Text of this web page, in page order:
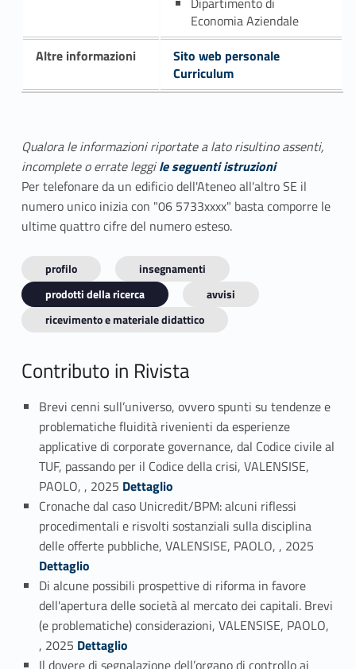
Economia Aziendale
Altre informazioni
Sito web personale
Curriculum
Qualora le informazioni riportate a lato risultino assenti,
incomplete o errate leggile seguenti istruzioni
Per telefonare da un edificio dell'Ateneo all'altro SE il
numero unico inizia con "06 5733xxxx" basta comporre le
ultime quattro cifre del numero esteso.
profilo
insegnamenti
prodotti della ricerca
avvisi
ricevimento e materiale didattico
Contributo in Rivista
Brevi cenni sull’universo, ovvero spunti su tendenze e
problematiche fluidità rivenienti da esperienze
applicative di corporate governance, dal Codice civile al
TUF, passando per il Codice della crisi, VALENSISE,
PAOLO, , 2025Link identifier #identifier_person_18235-1Dettaglio
Cronache dal caso Unicredit/BPM: alcuni riflessi
procedimentali e risvolti sostanziali sulla disciplina
delle offerte pubbliche, VALENSISE, PAOLO, , 2025
Dettaglio
Di alcune possibili prospettive di riforma in favore
dell'apertura delle società al mercato dei capitali. Brevi
(e problematiche) considerazioni, VALENSISE, PAOLO,
, 2025 Link identifier #identifier_person_125181-3Dettaglio
Il dovere di segnalazione dell’organo di controllo ai